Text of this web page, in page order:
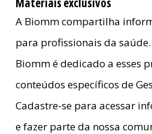
A Biomm compartilha
para profissionais da
Biomm é dedicado a esses
conteúdos específicos de
Cadastre-se para acessar
e fazer parte da nossa